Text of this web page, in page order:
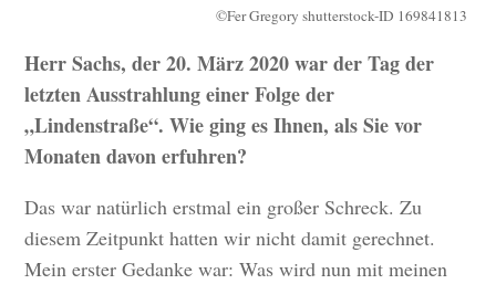
©Fer Gregory shutterstock-ID 169841813
Herr Sachs, der 20. März 2020 war der Tag der
letzten Ausstrahlung einer Folge der
„Lindenstraße“. Wie ging es Ihnen, als Sie vor
Monaten davon erfuhren?
Das war natürlich erstmal ein großer Schreck. Zu
diesem Zeitpunkt hatten wir nicht damit gerechnet.
Mein erster Gedanke war: Was wird nun mit meinen